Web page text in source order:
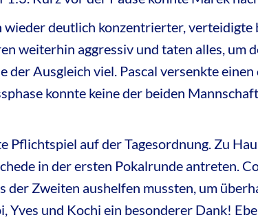
wieder deutlich konzentrierter, verteidigte
weiterhin aggressiv und taten alles, um
der Ausgleich viel. Pascal versenkte
konnte keine der beiden
Pflichtspiel auf der Tagesordnung. Zu
in der ersten Pokalrunde antreten.
Zweiten aushelfen mussten, um
Yves und Kochi ein besonderer Dank!